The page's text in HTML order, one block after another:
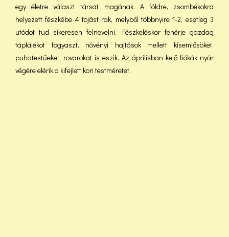
egy életre választ társat magának. A földre, zsombékokra
helyezett fészkébe 4 tojást rak, melyből többnyire 1-2, esetleg 3
utódot tud sikeresen felnevelni. Fészkeléskor fehérje gazdag
táplálékot fogyaszt, növényi hajtások mellett kisemlősöket,
puhatestűeket, rovarokat is eszik. Az áprilisban kelő fiókák nyár
végére elérik a kifejlett kori testméretet.